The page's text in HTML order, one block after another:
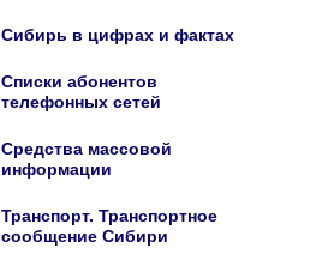
Сибирь в цифрах и фактах
Списки абонентов
телефонных сетей
Средства массовой
информации
Транспорт. Транспортное
сообщение Сибири